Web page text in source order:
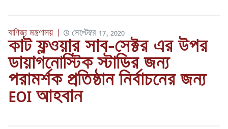
বাণিজ্য মন্ত্রণালয় সেপ্টেম্বর 17, 2020
কাট ফ্লওয়ার সাব-সেক্টর এর উপর
ডায়াগনোস্টিক স্টাডির জন্য
পরামর্শক প্রতিষ্ঠান নির্বাচনের জন্য
EOI আহবান